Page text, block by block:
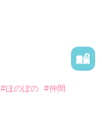
#ほのぼの #仲間